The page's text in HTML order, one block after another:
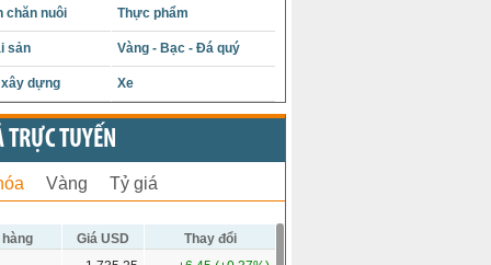
chăn nuôi Thực phẩm
sản Vàng - Bạc - Đá quý
dựng Xe
TRỰC TUYẾN
Vàng Tỷ giá
Giá USD
Thay đổi